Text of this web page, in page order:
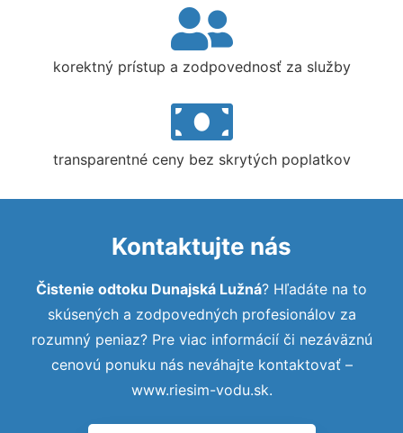
korektný prístup a zodpovednosť za služby
transparentné ceny bez skrytých poplatkov
Kontaktujte nás
Čistenie odtoku Dunajská Lužná? Hľadáte na to
skúsených a zodpovedných profesionálov za
rozumný peniaz? Pre viac informácií či nezáväznú
cenovú ponuku nás neváhajte kontaktovať –
www.riesim-vodu.sk.